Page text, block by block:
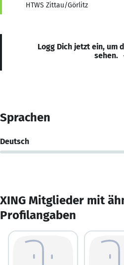
HTWS Zittau/Görlitz
Logg Dich jetzt ein, um
sehen.
Sprachen
Deutsch
XING Mitglieder mit
Profilangaben